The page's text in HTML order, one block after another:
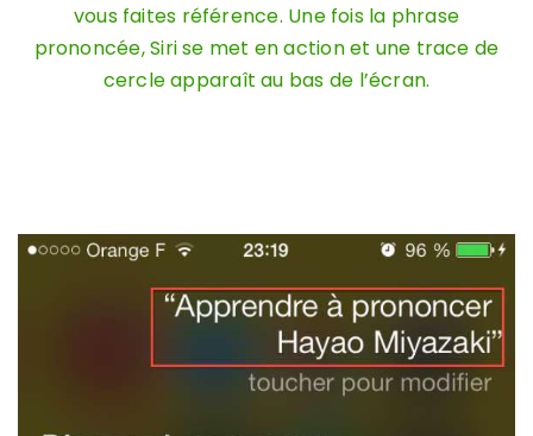
vous faites référence. Une fois la phrase
prononcée, Siri se met en action et une trace de
cercle apparaît au bas de l’écran.